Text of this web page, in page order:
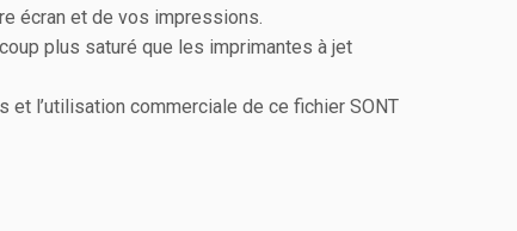
écran et de vos impressions.
plus saturé que les imprimantes à jet
et l’utilisation commerciale de ce fichier SONT